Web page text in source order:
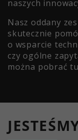
naszych
Nasz oddany
skutecznie
o wsparcie
czy ogólne
można pobrać